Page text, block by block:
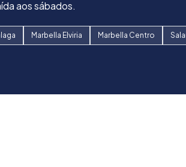
aos sábados.
Marbella Elviria Marbella Centro
acolhedor, seguro e alinhado aos
acampamento, além de café da